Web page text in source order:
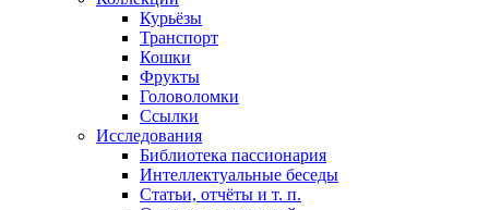
Курьёзы
Транспорт
Кошки
Фрукты
Головоломки
Ссылки
Исследования
Библиотека пассионария
Интеллектуальные беседы
Статьи, отчёты и т. п.